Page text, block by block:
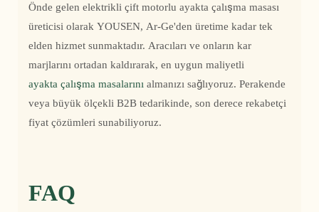
Önde gelen elektrikli çift motorlu ayakta çalışma masası
üreticisi olarak YOUSEN, Ar-Ge'den üretime kadar tek
elden hizmet sunmaktadır. Aracıları ve onların kar
marjlarını ortadan kaldırarak, en uygun maliyetli
ayakta çalışma masalarını almanızı sağlıyoruz. Perakende
veya büyük ölçekli B2B tedarikinde, son derece rekabetçi
fiyat çözümleri sunabiliyoruz.
FAQ